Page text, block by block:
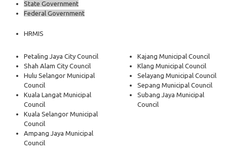
State Government
Federal Government
HRMIS
Petaling Jaya City Council
Shah Alam City Council
Hulu Selangor Municipal
Council
Kuala Langat Municipal
Council
Kuala Selangor Municipal
Council
Ampang Jaya Municipal
Council
Kajang Municipal Council
Klang Municipal Council
Selayang Municipal Council
Sepang Municipal Council
Subang Jaya Municipal
Council